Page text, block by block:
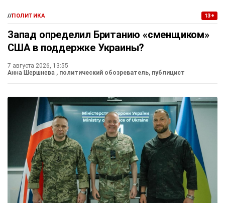
//ПОЛИТИКА 13+
Запад определил Британию «сменщиком»
США в поддержке Украины?
7 августа 2026, 13:55
Анна Шершнева , политический обозреватель, публицист